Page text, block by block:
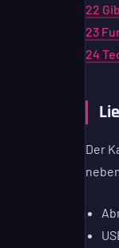
22
23
24
Der